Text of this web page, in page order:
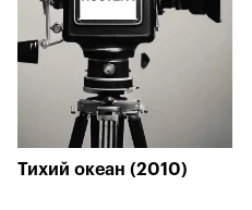
Тихий океан (2010)